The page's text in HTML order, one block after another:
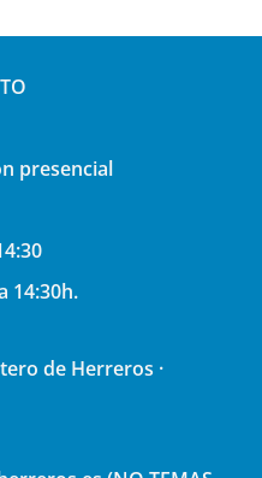
presencial
14:30h.
de Herreros ·